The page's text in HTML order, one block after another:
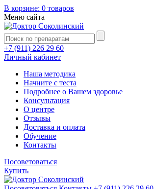
В корзине: 0 товаров
Меню сайта
+7 (911) 226 29 60
Личный кабинет
Наша методика
Начните с теста
Подробнее о Вашем здоровье
Консультация
О центре
Отзывы
Доставка и оплата
Обучение
Контакты
Посоветоваться
Купить